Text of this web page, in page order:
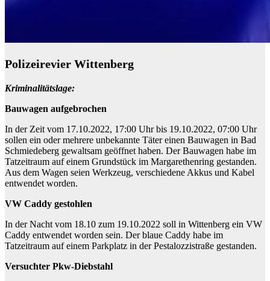
Polizeirevier Wittenberg
Kriminalitätslage:
Bauwagen aufgebrochen
In der Zeit vom 17.10.2022, 17:00 Uhr bis 19.10.2022, 07:00 Uhr
sollen ein oder mehrere unbekannte Täter einen Bauwagen in Bad
Schmiedeberg gewaltsam geöffnet haben. Der Bauwagen habe im
Tatzeitraum auf einem Grundstück im Margarethenring gestanden.
Aus dem Wagen seien Werkzeug, verschiedene Akkus und Kabel
entwendet worden.
VW Caddy gestohlen
In der Nacht vom 18.10 zum 19.10.2022 soll in Wittenberg ein VW
Caddy entwendet worden sein. Der blaue Caddy habe im
Tatzeitraum auf einem Parkplatz in der Pestalozzistraße gestanden.
Versuchter Pkw-Diebstahl